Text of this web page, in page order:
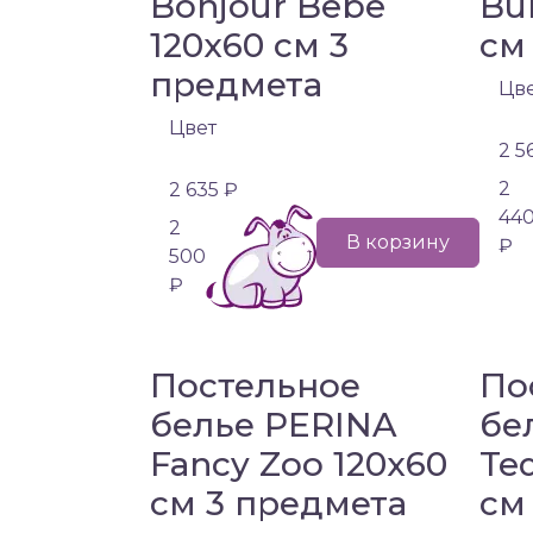
120х60 см 3
предмета
Цвет
2 635 ₽
2
500
₽
В корзину
см
2
2
₽
Постельное
белье PERINA
Fancy Zoo 120х60
см 3 предмета
см